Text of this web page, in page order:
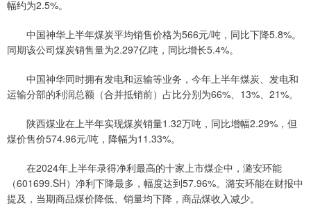
幅约为2.5%。
中国神华上半年煤炭平均销售价格为566元/吨，同比下降5.8%。
同期该公司煤炭销售量为2.297亿吨，同比增长5.4%。
中国神华同时拥有发电和运输等业务，今年上半年煤炭、发电和
运输分部的利润总额（合并抵销前）占比分别为66%、13%、21%。
陕西煤业在上半年实现煤炭销量1.32万吨，同比增幅2.29%，但
煤价售价574.96元/吨，降幅为11.33%。
在2024年上半年录得净利最高的十家上市煤企中，潞安环能
（601699.SH）净利下降最多，幅度达到57.96%。潞安环能在财报中
提及，当期商品煤价降低、销量均下降，商品煤收入减少。